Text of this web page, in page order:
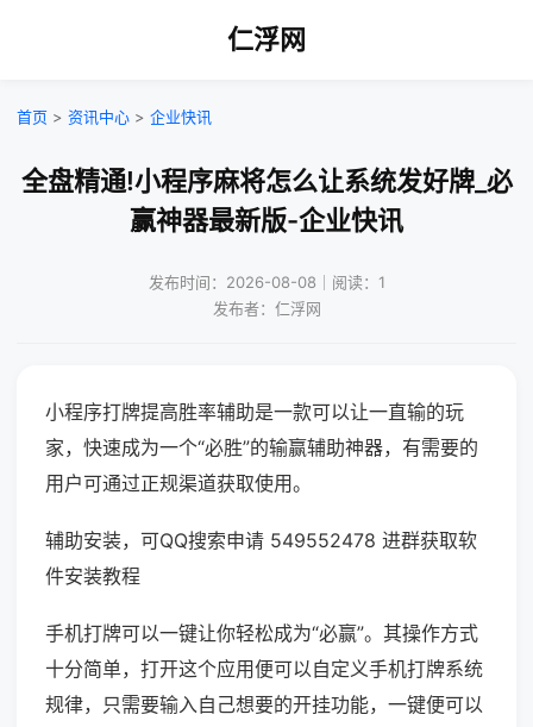
仁浮网
首页 > 资讯中心 > 企业快讯
全盘精通!小程序麻将怎么让系统发好牌_必
赢神器最新版-企业快讯
发布时间：2026-08-08｜阅读：1
发布者：仁浮网
小程序打牌提高胜率辅助是一款可以让一直输的玩
家，快速成为一个“必胜”的输赢辅助神器，有需要的
用户可通过正规渠道获取使用。
辅助安装，可QQ搜索申请 549552478 进群获取软
件安装教程
手机打牌可以一键让你轻松成为“必赢”。其操作方式
十分简单，打开这个应用便可以自定义手机打牌系统
规律，只需要输入自己想要的开挂功能，一键便可以